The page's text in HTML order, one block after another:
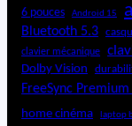
6 pouces Android 15
Bluetooth 5.3
clavier mécanique
Dolby Vision
FreeSync
home cinéma laptop